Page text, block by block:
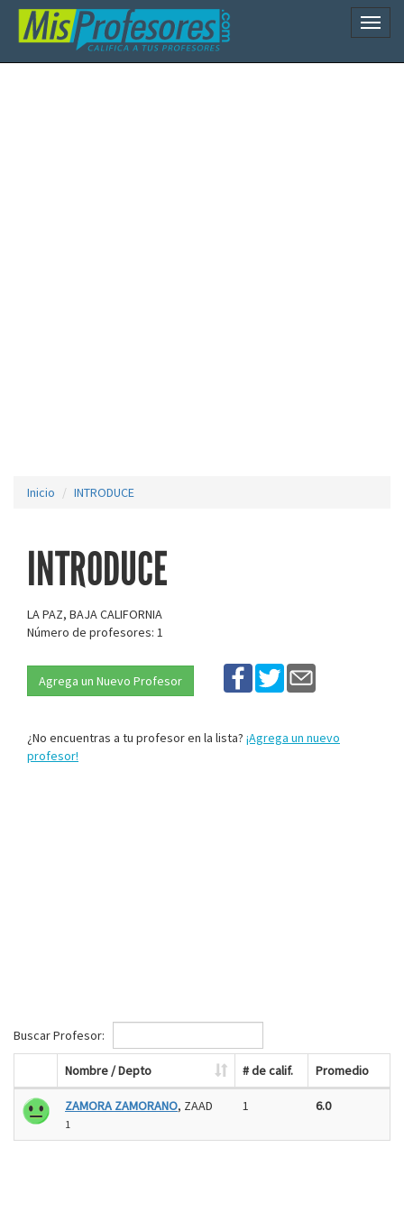
Inicio INTRODUCE
INTRODUCE
LA PAZ, BAJA CALIFORNIA
Número de profesores: 1
Agrega un Nuevo Profesor
¿No encuentras a tu profesor en la lista? ¡Agrega un nuevo
profesor!
Buscar Profesor:
Nombre / Depto # de calif. Promedio
ZAMORA ZAMORANO, ZAAD
1
1 6.0